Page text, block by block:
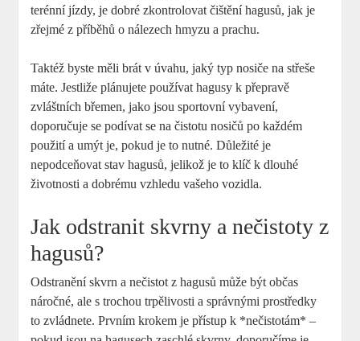
terénní jízdy, je dobré zkontrolovat čištění hagusů, jak je
zřejmé z příběhů o nálezech hmyzu a prachu.
Taktéž byste měli brát v úvahu, jaký typ nosiče na střeše
máte. Jestliže plánujete používat hagusy k přepravě
zvláštních břemen, jako jsou sportovní vybavení,
doporučuje se podívat se na čistotu nosičů po každém
použití a umýt je, pokud je to nutné. Důležité je
nepodceňovat stav hagusů, jelikož je to klíč k dlouhé
životnosti a dobrému vzhledu vašeho vozidla.
Jak odstranit skvrny a nečistoty z
hagusů?
Odstranění skvrn a nečistot z hagusů může být občas
náročné, ale s trochou trpělivosti a správnými prostředky
to zvládnete. Prvním krokem je přístup k *nečistotám* –